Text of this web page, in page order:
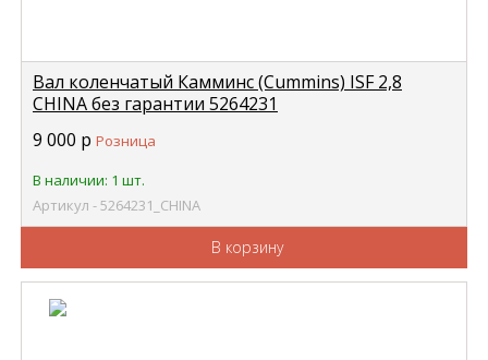
Вал коленчатый Камминс (Cummins) ISF 2,8
CHINA без гарантии 5264231
9 000 р Розница
В наличии: 1 шт.
Артикул - 5264231_CHINA
В корзину